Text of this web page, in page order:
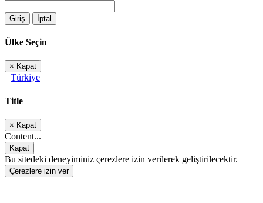
Giriş İptal
Ülke Seçin
× Kapat
Türkiye
Title
× Kapat
Content...
Kapat
Bu sitedeki deneyiminiz çerezlere izin verilerek geliştirilecektir.
Çerezlere izin ver